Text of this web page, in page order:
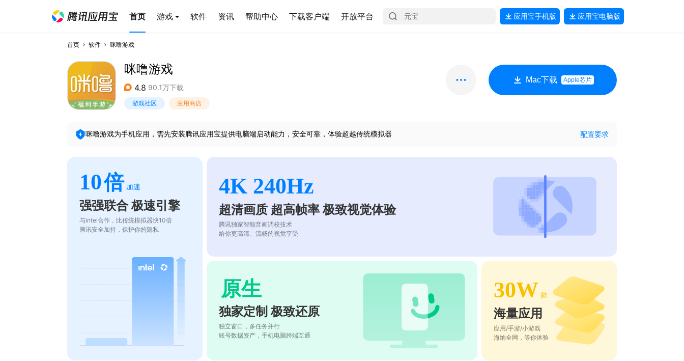
首页 游戏 软件 资讯 帮助中心 下载客户端 开放平台 应用宝手机版 应用宝电脑版
首页 软件 咪噜游戏
咪噜游戏
4.8 90.1万下载
游戏社区 应用商店
Mac下载 Apple芯片
咪噜游戏为手机应用，需先安装腾讯应用宝提供电脑端启动能力，安全可靠，体验超越传统模拟器 配置要求
10倍 加速
强强联合 极速引擎
与intel合作，比传统模拟器快10倍
腾讯安全加持，保护你的隐私
4K 240Hz
超清画质 超高帧率 极致视觉体验
腾讯独家智能音画调校技术
给你更高清、流畅的视觉享受
原生
独家定制 极致还原
独立窗口，多任务并行
账号数据资产，手机电脑跨端互通
30W 款
海量应用
应用/手游/小游戏
海纳全网，等你体验